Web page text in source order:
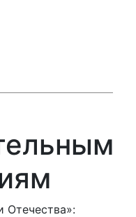
Отечества»: